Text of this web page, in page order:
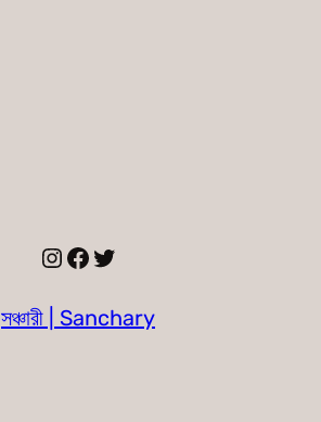
Instagram
Facebook
Twitter
সঞ্চারী | Sanchary